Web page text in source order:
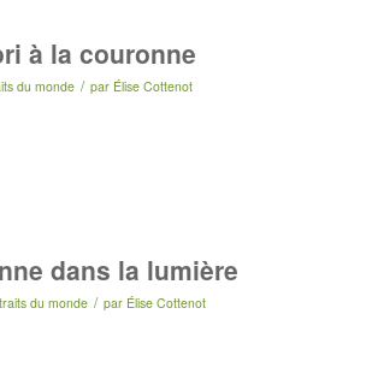
à la couronne
du monde / par Élise Cottenot
dans la lumière
du monde / par Élise Cottenot